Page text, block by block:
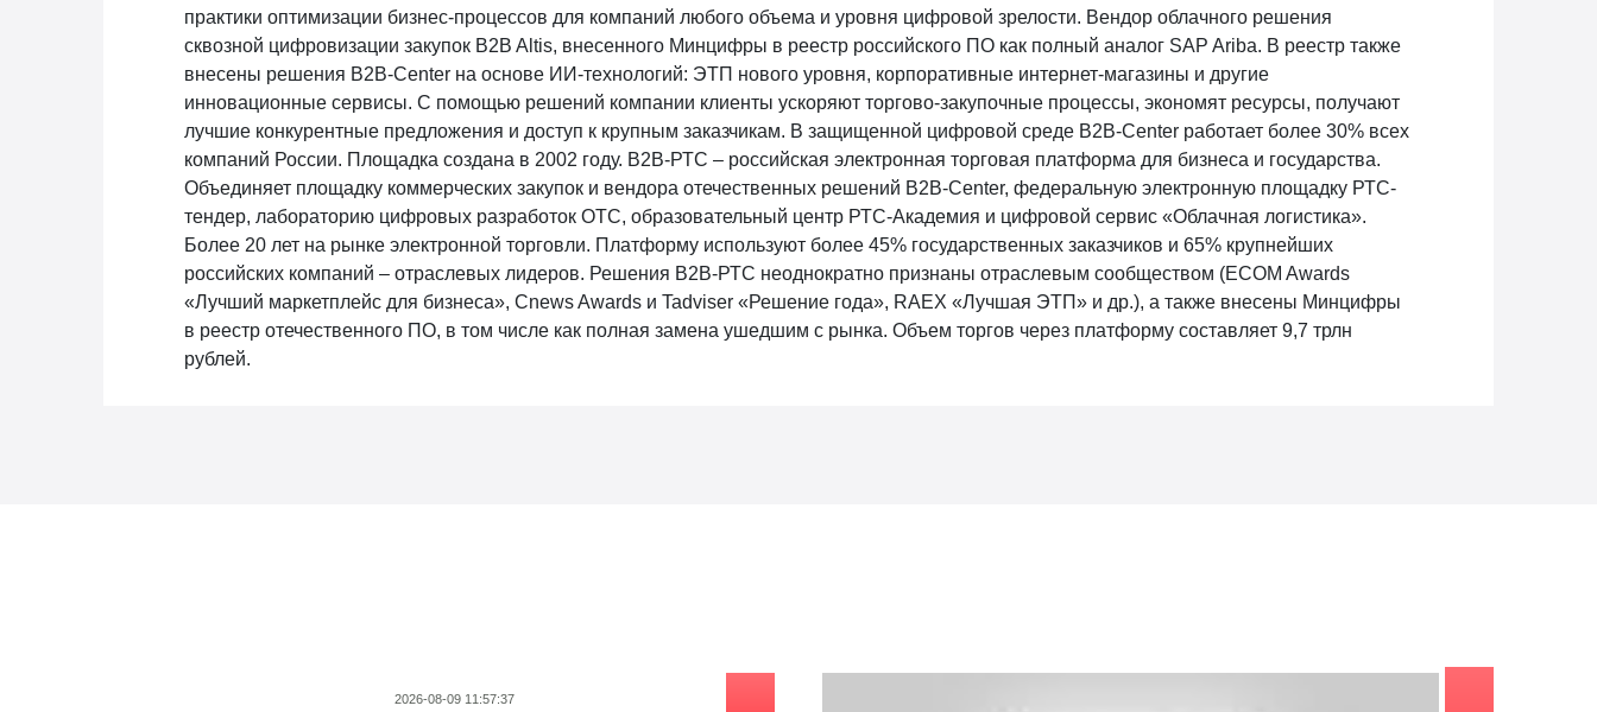
практики оптимизации бизнес-процессов для компаний любого объема и уровня цифровой зрелости. Вендор облачного решения
сквозной цифровизации закупок B2B Altis, внесенного Минцифры в реестр российского ПО как полный аналог SAP Ariba. В реестр также
внесены решения B2B-Center на основе ИИ-технологий: ЭТП нового уровня, корпоративные интернет-магазины и другие
инновационные сервисы. С помощью решений компании клиенты ускоряют торгово-закупочные процессы, экономят ресурсы, получают
лучшие конкурентные предложения и доступ к крупным заказчикам. В защищенной цифровой среде B2B-Center работает более 30% всех
компаний России. Площадка создана в 2002 году. B2B-РТС – российская электронная торговая платформа для бизнеса и государства.
Объединяет площадку коммерческих закупок и вендора отечественных решений B2B-Center, федеральную электронную площадку РТС-
тендер, лабораторию цифровых разработок OTC, образовательный центр РТС-Академия и цифровой сервис «Облачная логистика».
Более 20 лет на рынке электронной торговли. Платформу используют более 45% государственных заказчиков и 65% крупнейших
российских компаний – отраслевых лидеров. Решения В2В-РТС неоднократно признаны отраслевым сообществом (ECOM Awards
«Лучший маркетплейс для бизнеса», Cnews Awards и Tadviser «Решение года», RAEX «Лучшая ЭТП» и др.), а также внесены Минцифры
в реестр отечественного ПО, в том числе как полная замена ушедшим с рынка. Объем торгов через платформу составляет 9,7 трлн
рублей.
2026-08-09 11:57:37